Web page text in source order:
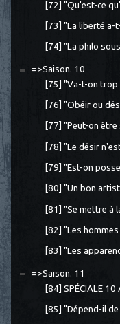
[72] "Qu'est-ce
[73] "La liberté a-
[74] "La philo
=>Saison. 10
[75] "Va-t-on trop
[76] "Obéir ou
[77] "Peut-on être
[78] "Le désir
[79] "Est-on
[80] "Un bon
[81] "Se mettre à
[82] "Les
[83] "Les
=>Saison. 11
[84] SPÉCIALE 10
[85] "Dépend-il